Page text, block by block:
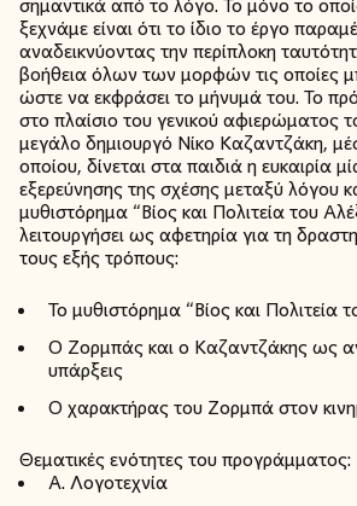
σημαντικά από το λόγο. Το μόνο το
ξεχνάμε είναι ότι το ίδιο το έργο
αναδεικνύοντας την περίπλοκη
βοήθεια όλων των μορφών τις οποίες
ώστε να εκφράσει το μήνυμά του. Το
στο πλαίσιο του γενικού αφιερώματος
μεγάλο δημιουργό Νίκο Καζαντζάκη,
οποίου, δίνεται στα παιδιά η ευκαιρία
εξερεύνησης της σχέσης μεταξύ λόγου
μυθιστόρημα “Βίος και Πολιτεία του
λειτουργήσει ως αφετηρία για τη
τους εξής τρόπους:
Το μυθιστόρημα “Βίος και Πολιτεία
Ο Ζορμπάς και ο Καζαντζάκης ως
υπάρξεις
Ο χαρακτήρας του Ζορμπά στον
Θεματικές ενότητες του προγράμματος:
Α. Λογοτεχνία